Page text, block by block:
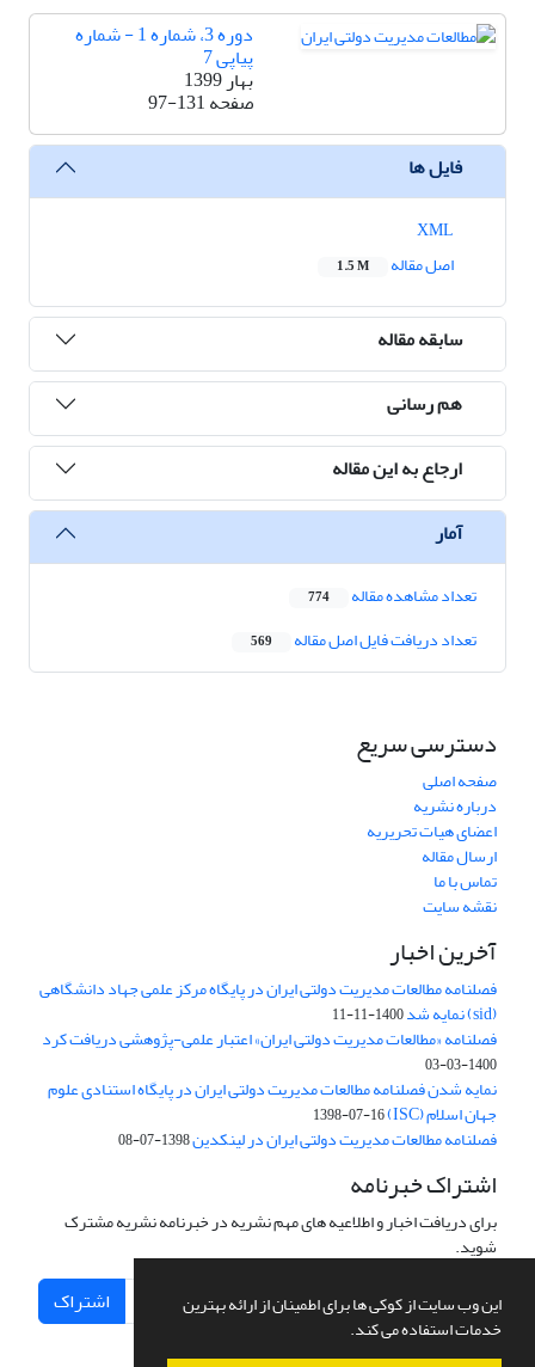
این وب سایت از کوکی ها برای اطمینان از ارائه بهترین
خدمات استفاده می کند.
دوره 3، شماره 1 - شماره
پیاپی 7
بهار 1399
صفحه97-131
فایل ها
اصل مقاله
1.5 M
سابقه مقاله
هم رسانی
ارجاع به این مقاله
آمار
تعداد مشاهده مقاله 774
تعداد دریافت فایل اصل مقاله 569
دسترسی سریع
صفحه اصلی
درباره نشریه
اعضای هیات تحریریه
ارسال مقاله
تماس با ما
نقشه سایت
آخرین اخبار
فصلنامه مطالعات مدیریت دولتی ایران در پایگاه مرکز علمی جهاد دانشگاهی
(sid) نمایه شد 1400-11-11
فصلنامه «مطالعات مدیریت دولتی ایران» اعتبار علمی-پژوهشی دریافت کرد
1400-03-03
نمایه شدن فصلنامه مطالعات مدیریت دولتی ایران در پایگاه استنادی علوم
جهان اسلام (ISC) 1398-07-16
فصلنامه مطالعات مدیریت دولتی ایران در لینکدین1398-07-08
اشتراک خبرنامه
برای دریافت اخبار و اطلاعیه های مهم نشریه در خبرنامه نشریه مشترک
شوید.
اشتراک